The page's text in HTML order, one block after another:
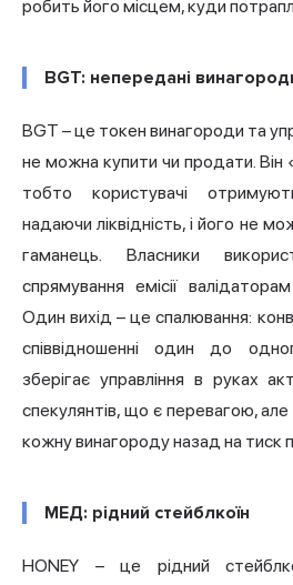
робить його місцем, куди
BGT: непередані
BGT – це токен винагороди та
не можна купити чи продати. Він
тобто користувачі
надаючи ліквідність, і його не
гаманець. Власники
спрямування емісії
Один вихід – це спалювання:
співвідношенні один до
зберігає управління в руках
спекулянтів, що є перевагою,
кожну винагороду назад на тиск
МЕД: рідний стейблкоїн
HONEY – це рідний